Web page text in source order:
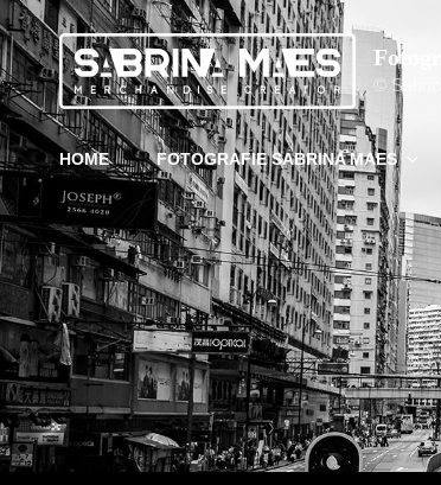
©
HOME FOTOGRAFIE SABRINA MAES